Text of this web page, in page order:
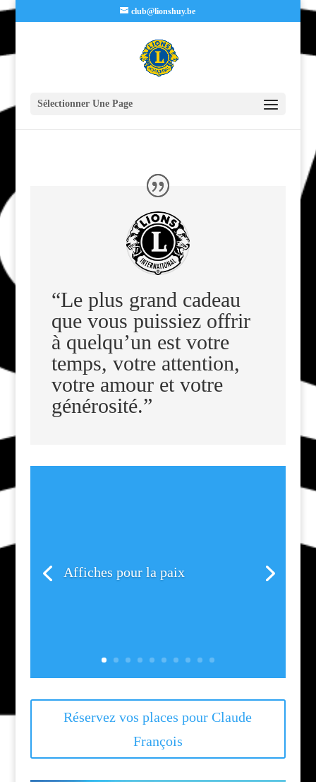
club@lionshuy.be
Sélectionner Une Page
“Le plus grand cadeau
que vous puissiez offrir
à quelqu’un est votre
temps, votre attention,
votre amour et votre
générosité.”
Affiches pour la paix
Réservez vos places pour Claude
François